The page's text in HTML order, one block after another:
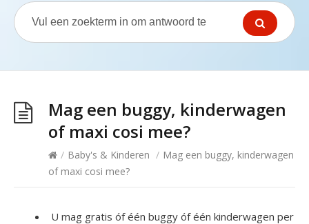
Mag een buggy, kinderwagen
of maxi cosi mee?
/ Baby's & Kinderen / Mag een buggy, kinderwagen
of maxi cosi mee?
U mag gratis óf één buggy óf één kinderwagen per